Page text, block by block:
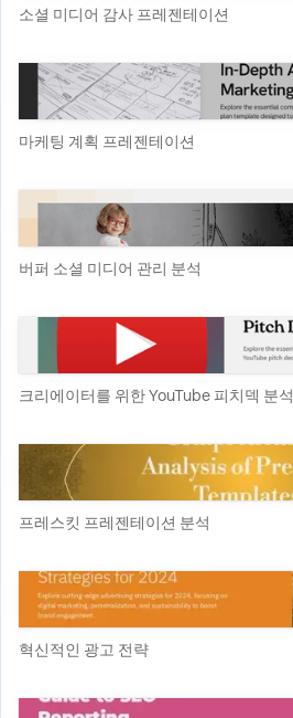
소셜 미디어 감사 프레젠테이션
마케팅 계획 프레젠테이션
버퍼 소셜 미디어 관리 분석
크리에이터를 위한 YouTube 피치덱 분석
프레스킷 프레젠테이션 분석
혁신적인 광고 전략